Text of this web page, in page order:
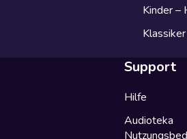
Kinder –
Klassiker
Support
Hilfe
Audioteka